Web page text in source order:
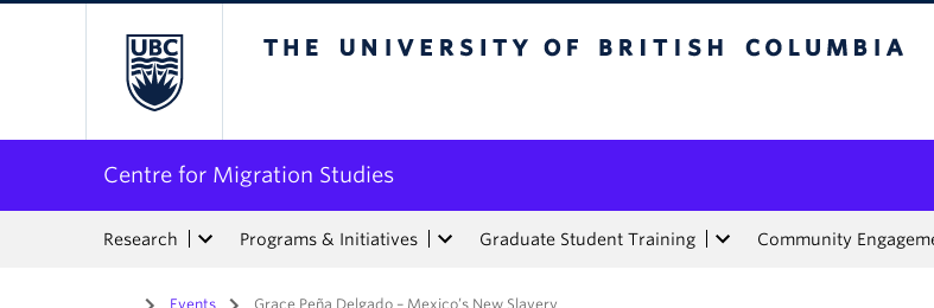
Centre for Migration Studies
Research Programs & Initiatives Graduate Student Training Community
Home
/ Events / Grace Peña Delgado – Mexico’s New Slavery